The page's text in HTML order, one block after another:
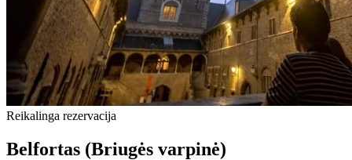
Reikalinga rezervacija
Belfortas (Briugės varpinė)